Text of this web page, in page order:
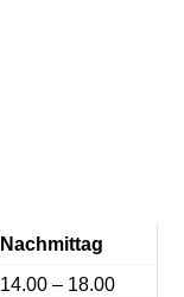
Nachmittag
14.00 – 18.00